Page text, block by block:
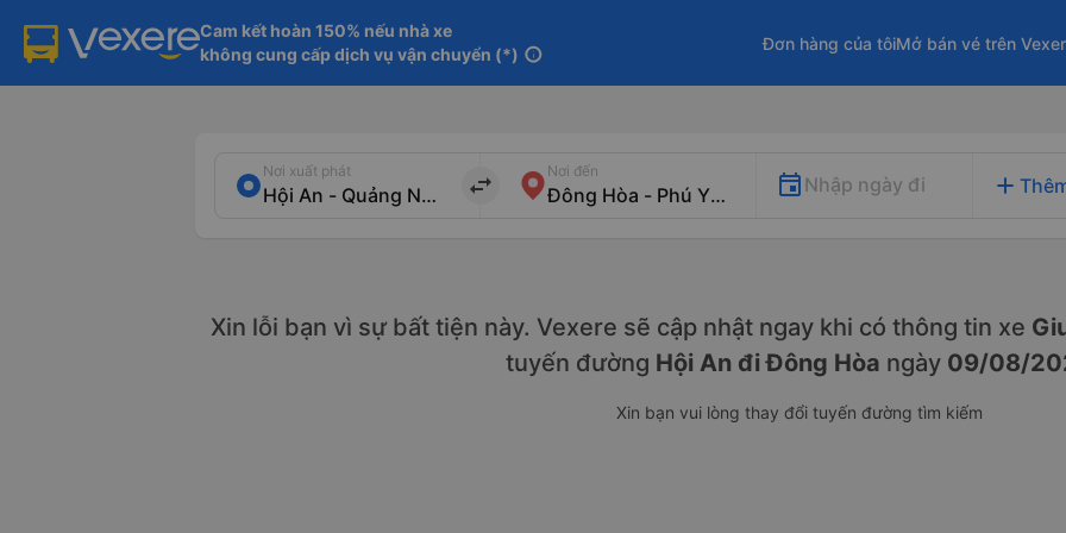
Cam kết hoàn 150% nếu nhà xe
không cung cấp dịch vụ vận chuyển (*) info
Đơn hàng của tôiMở bán vé trên
Nơi xuất phát
import_export
Nơi đến
Nhập ngày đi add
Xin lỗi bạn vì sự bất tiện này. Vexere sẽ cập nhật ngay khi có thông tin xe
tuyến đường Hội An đi Đông Hòa ngày 09/08/
Xin bạn vui lòng thay đổi tuyến đường tìm kiếm